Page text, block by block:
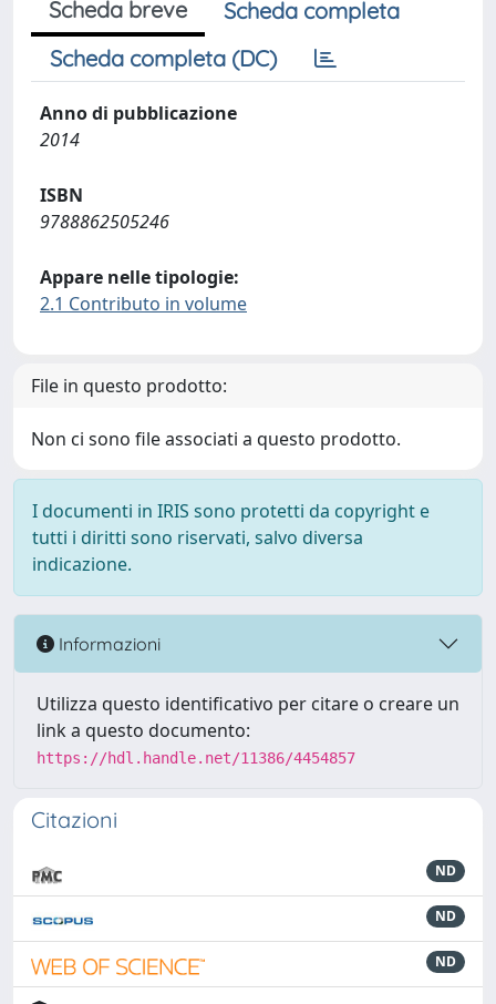
Scheda breve
Scheda completa
Scheda completa (DC)
Anno di pubblicazione
2014
ISBN
9788862505246
Appare nelle tipologie:
2.1 Contributo in volume
File in questo prodotto:
Non ci sono file associati a questo prodotto.
I documenti in IRIS sono protetti da copyright e
tutti i diritti sono riservati, salvo diversa
indicazione.
Informazioni
Utilizza questo identificativo per citare o creare un
link a questo documento:
https://hdl.handle.net/11386/4454857
Citazioni
ND
ND
ND